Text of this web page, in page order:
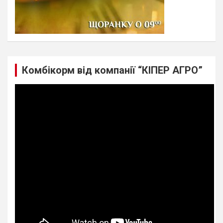
Комбікорм від компанії “КІПЕР АГРО”